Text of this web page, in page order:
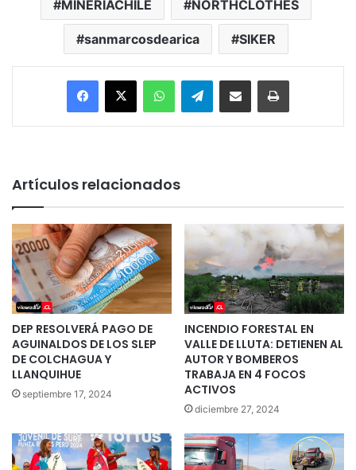
MINERÍACHILE NORTHCLOTHES
sanmarcosdearica SIKER
Facebook
X WhatsAppTelegramEnviar vía email Imprimir
Artículos relacionados
DEP RESOLVERÁ PAGO DE
AGUINALDOS DE LOS SLEP
DE COLCHAGUA Y
LLANQUIHUE
septiembre 17, 2024
INCENDIO FORESTAL EN
VALLE DE LLUTA: DETIENEN AL
AUTOR Y BOMBEROS
TRABAJA EN 4 FOCOS
ACTIVOS
diciembre 27, 2024